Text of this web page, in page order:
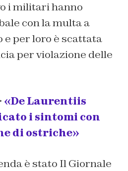
i militari hanno
con la multa a
per loro è scattata
per violazione delle
«De Laurentiis
i sintomi con
di ostriche»
è stato Il Giornale